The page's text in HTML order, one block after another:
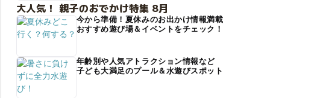
大人気！ 親子のおでかけ特集 8月
今から準備！夏休みのお出かけ情報満載
おすすめ遊び場＆イベントをチェック！
年齢別や人気アトラクション情報など
子ども大満足のプール＆水遊びスポット